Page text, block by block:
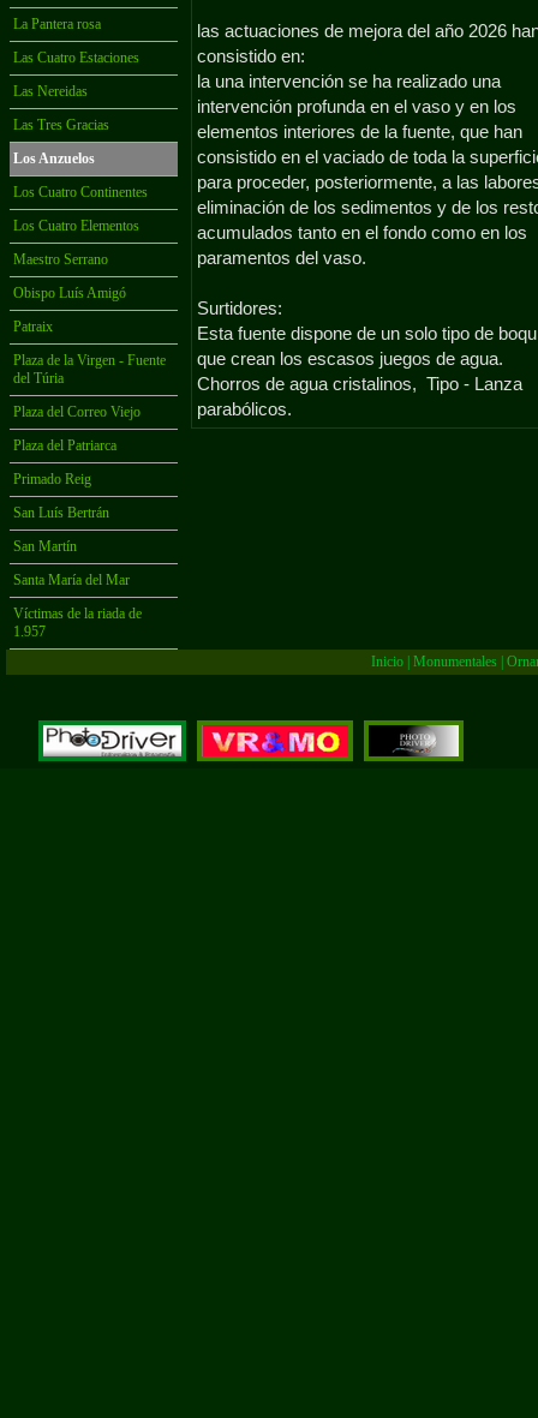
La Pantera rosa
Las Cuatro Estaciones
Las Nereidas
Las Tres Gracias
Los Anzuelos
Los Cuatro Continentes
Los Cuatro Elementos
Maestro Serrano
Obispo Luís Amigó
Patraix
Plaza de la Virgen - Fuente
del Túria
Plaza del Correo Viejo
Plaza del Patriarca
Primado Reig
San Luís Bertrán
San Martín
Santa María del Mar
Víctimas de la riada de
1.957
las actuaciones de mejora del año 2026
consistido en:
la una intervención se ha realizado una
intervención profunda en el vaso y en los
elementos interiores de la fuente, que han
consistido en el vaciado de toda la
para proceder, posteriormente, a las
eliminación de los sedimentos y de los
acumulados tanto en el fondo como en los
paramentos del vaso.
Surtidores:
Esta fuente dispone de un solo tipo de
que crean los escasos juegos de agua.
Chorros de agua cristalinos, Tipo - Lanza
parabólicos.
Inicio |Monumentales |